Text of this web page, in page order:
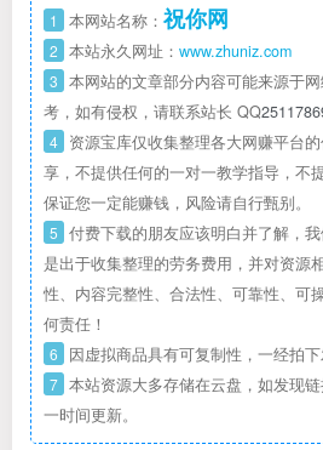
1 本网站名称： 祝你网
2 本站永久网址： www.zhuniz.com
3 本网站的文章部分内容可能来源于
考，如有侵权，请联系站长 QQ
4 资源宝库仅收集整理各大网赚平台
享，不提供任何的一对一教学指导，不
保证您一定能赚钱，风险请自行甄别。
5 付费下载的朋友应该明白并了解，
是出于收集整理的劳务费用，并对资源
性、内容完整性、合法性、可靠性、可
何责任！
6 因虚拟商品具有可复制性，一经拍下
7 本站资源大多存储在云盘，如发现
一时间更新。